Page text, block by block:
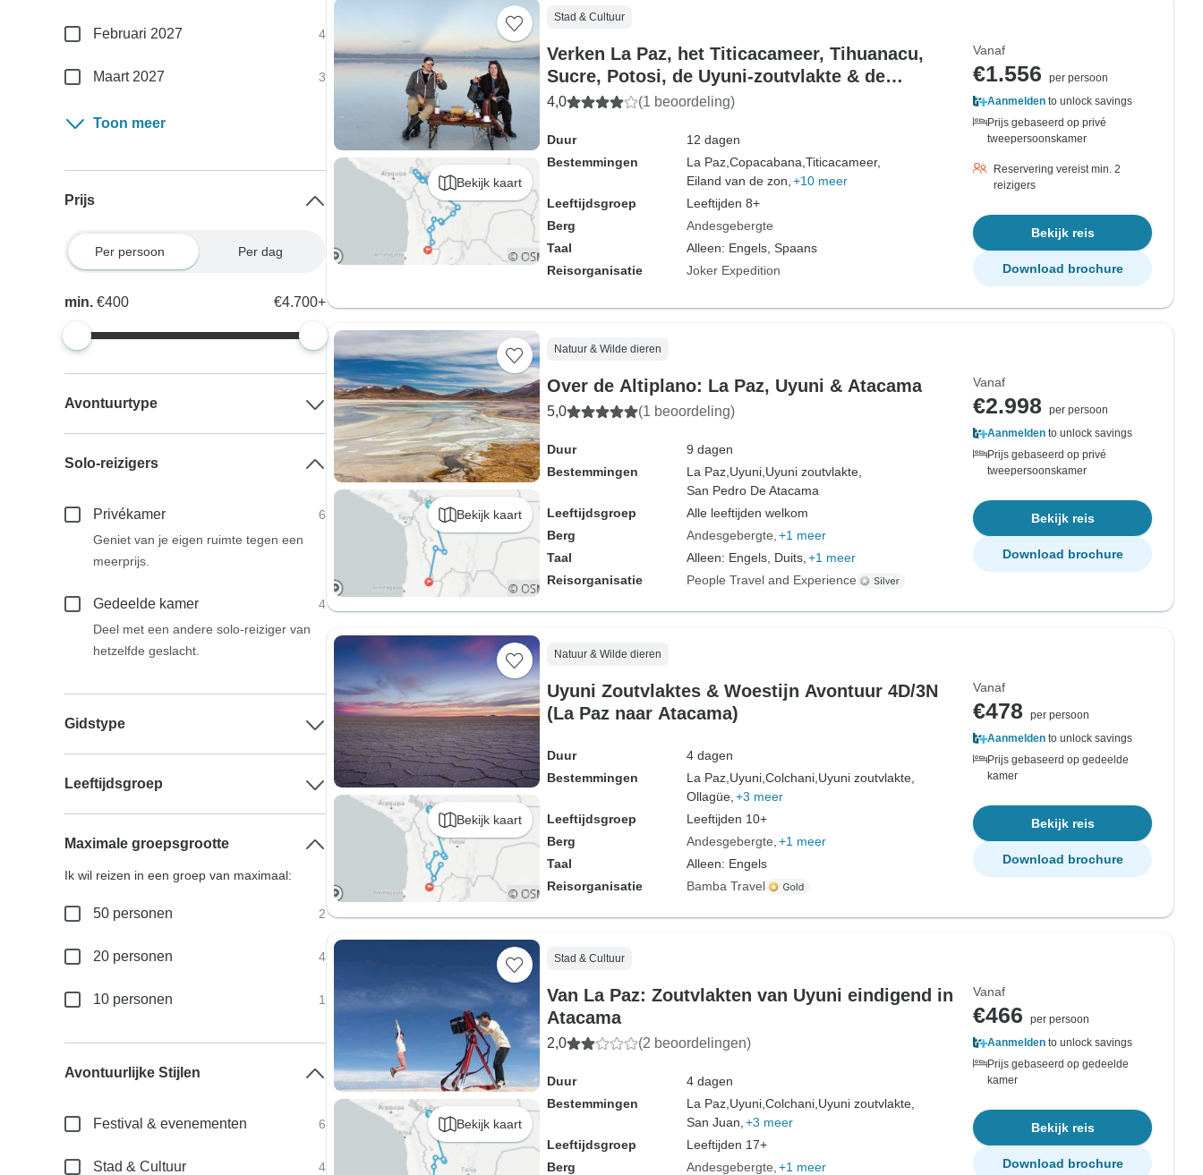
Bekijk kaart
Stad & Cultuur
Verken La Paz, het Titicacameer, Tihuanacu,
Sucre, Potosi, de Uyuni-zoutvlakte & de
Atacama-woestijn - 15 dagen
4,0 (1 beoordeling)
Duur
12 dagen
Bestemmingen
La Paz, Copacabana, Titicacameer,
Eiland van de zon, +10 meer
Leeftijdsgroep
Leeftijden 8+
Berg
Andesgebergte
Taal
Alleen: Engels, Spaans
Reisorganisatie
Joker Expedition
Vanaf
€1.556
per persoon
Aanmelden to unlock savings
Prijs gebaseerd op privé
tweepersoonskamer
Reservering vereist min. 2
reizigers
Bekijk reis
Download brochure
Bekijk kaart
Natuur & Wilde dieren
Over de Altiplano: La Paz, Uyuni & Atacama
5,0 (1 beoordeling)
Duur
9 dagen
Bestemmingen
La Paz, Uyuni, Uyuni zoutvlakte,
San Pedro De Atacama
Leeftijdsgroep
Alle leeftijden welkom
Berg
Andesgebergte +1 meer
Taal
Alleen: Engels, Duits, +1 meer
Reisorganisatie
People Travel and Experience
Vanaf
€2.998
per persoon
Aanmelden to unlock savings
Prijs gebaseerd op privé
tweepersoonskamer
Bekijk reis
Download brochure
Bekijk kaart
Natuur & Wilde dieren
Uyuni Zoutvlaktes & Woestijn Avontuur 4D/3N
(La Paz naar Atacama)
Duur
4 dagen
Bestemmingen
La Paz, Uyuni, Colchani, Uyuni zoutvlakte,
Ollagüe, +3 meer
Leeftijdsgroep
Leeftijden 10+
Berg
Andesgebergte +1 meer
Taal
Alleen: Engels
Reisorganisatie
Bamba Travel
Vanaf
€478
per persoon
Aanmelden to unlock savings
Prijs gebaseerd op gedeelde
kamer
Bekijk reis
Download brochure
Bekijk kaart
Stad & Cultuur
Van La Paz: Zoutvlakten van Uyuni eindigend in
Atacama
2,0 (2 beoordelingen)
Duur
4 dagen
Bestemmingen
La Paz, Uyuni, Colchani, Uyuni zoutvlakte,
San Juan, +3 meer
Leeftijdsgroep
Leeftijden 17+
Berg
Andesgebergte +1 meer
Vanaf
€466
per persoon
Aanmelden to unlock savings
Prijs gebaseerd op gedeelde
kamer
Bekijk reis
Download brochure
Februari 2027 4
Maart 2027 3
Toon meer
Prijs
Per persoon Per dag
min.€400 €4.700+
Avontuurtype
Solo-reizigers
Privékamer
6
Geniet van je eigen ruimte tegen een
meerprijs.
Gedeelde kamer
4
Deel met een andere solo-reiziger van
hetzelfde geslacht.
Gidstype
Leeftijdsgroep
Maximale groepsgrootte
Ik wil reizen in een groep van maximaal:
50 personen 2
20 personen 4
10 personen 1
Avontuurlijke Stijlen
Festival & evenementen 6
Stad & Cultuur 4